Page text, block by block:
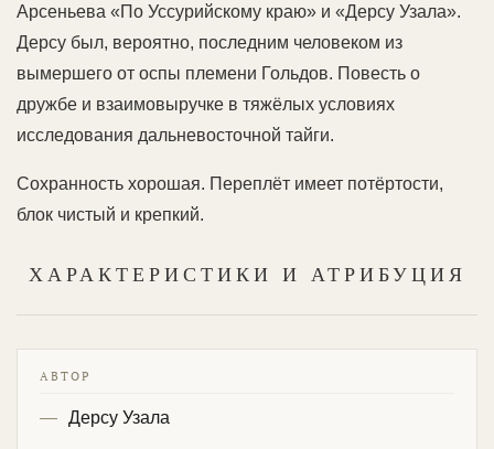
Арсеньева «По Уссурийскому краю» и «Дерсу Узала».
Дерсу был, вероятно, последним человеком из
вымершего от оспы племени Гольдов. Повесть о
дружбе и взаимовыручке в тяжёлых условиях
исследования дальневосточной тайги.
Сохранность хорошая. Переплёт имеет потёртости,
блок чистый и крепкий.
ХАРАКТЕРИСТИКИ И АТРИБУЦИЯ
АВТОР
Дерсу Узала